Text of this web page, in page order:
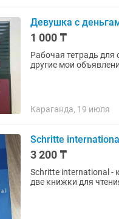
Девушка с
1 000 ₸
Рабочая тетрадь для оптимизации
другие мои
Караганда, 19 июля
Schritte
3 200 ₸
Schritte international -
две книжки для